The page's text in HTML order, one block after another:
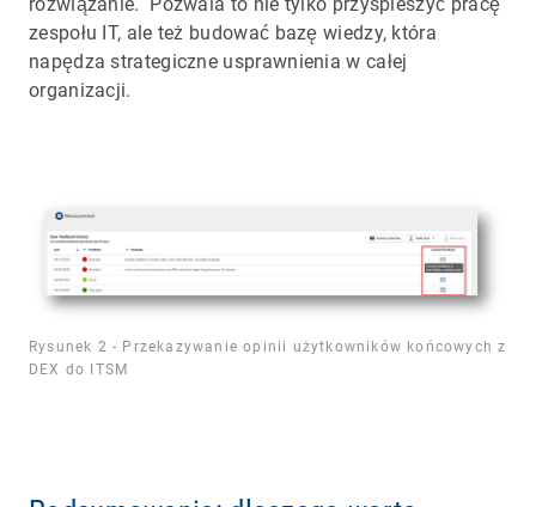
zespołu IT, ale też budować bazę wiedzy, która
napędza strategiczne usprawnienia w całej
organizacji.
Rysunek 2 - Przekazywanie opinii użytkowników końcowych z
DEX do ITSM